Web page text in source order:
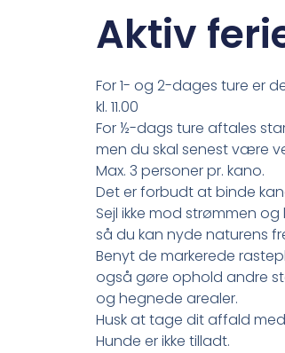
Aktiv
For 1- og 2-dages ture er
kl. 11.00
For ½-dags ture aftales
men du skal senest være
Max. 3 personer pr. kano.
Det er forbudt at binde
Sejl ikke mod strømmen
så du kan nyde naturens
Benyt de markerede
også gøre ophold andre
og hegnede arealer.
Husk at tage dit affald
Hunde er ikke tilladt.